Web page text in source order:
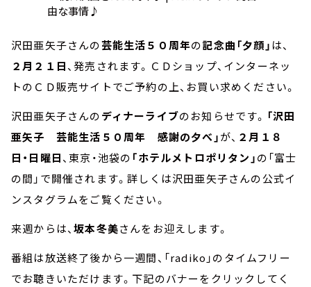
沢田亜矢子さんの芸能生活５０周年の記念曲「夕顔」 は、
２月２１日、発売されます。ＣＤショップ、インターネッ
トのＣＤ販売サイトでご予約の上、お買い求めください。
沢田亜矢子さんのディナーライブのお知らせです。 「沢田
亜矢子 芸能生活５０周年 感謝の夕べ」が、 ２月１８
日・日曜日、東京・池袋の 「ホテルメトロポリタン」の「富士
の間」で開催されます。詳しくは沢田亜矢子さんの公式イ
ンスタグラムをご覧ください。
来週からは、坂本冬美さんをお迎えします。
番組は放送終了後から一週間、「radiko」のタイムフリー
でお聴きいただけます。下記のバナーをクリックしてく